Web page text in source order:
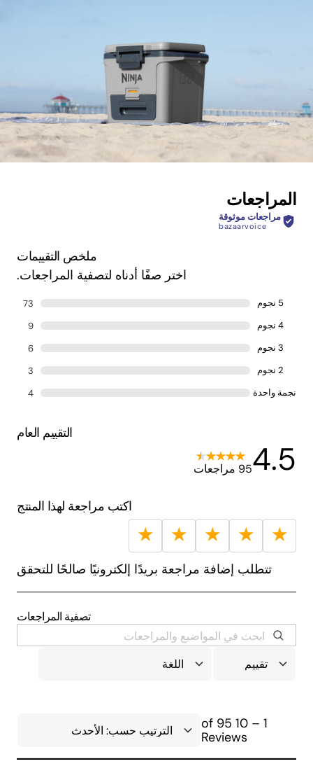
المراجعات
مراجعات موثوقة
bazaarvoice
ملخص التقييمات
اختر صفًا أدناه لتصفية المراجعات.
5 نجوم
73
4 نجوم
9
3 نجوم
6
2 نجوم
3
نجمة واحدة
4
التقييم العام
4.595 مراجعات
اكتب مراجعة لهذا المنتج
★
★
★
★
★
تتطلب إضافة مراجعة بريدًا إلكترونيًا صالحًا للتحقق
تصفية المراجعات
1 – 10 of 95
Reviews